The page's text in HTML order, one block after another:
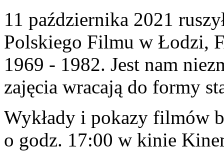
11 października 2021
Polskiego Filmu w Łodzi,
1969 - 1982. Jest nam
zajęcia wracają do formy
Wykłady i pokazy filmów
o godz. 17:00 w kinie